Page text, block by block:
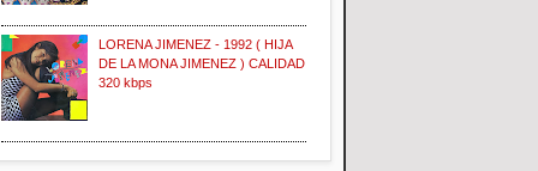
LORENA JIMENEZ - 1992 ( HIJA
DE LA MONA JIMENEZ ) CALIDAD
320 kbps